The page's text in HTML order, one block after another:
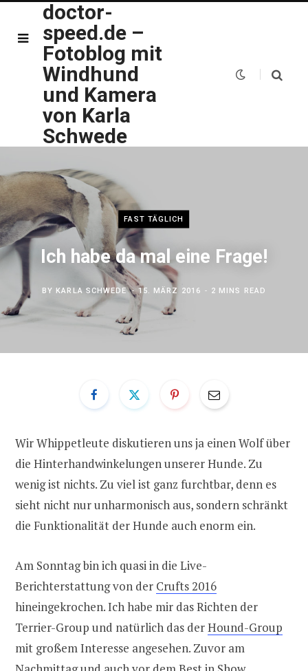
doctor-
speed.de –
Fotoblog mit
Windhund
und Kamera
von Karla
Schwede
FAST TÄGLICH
Ich habe da mal eine Frage!
BY KARLA SCHWEDE 15. MÄRZ 2016 2 MINS READ
Wir Whippetleute diskutieren uns ja einen Wolf über
die Hinterhandwinkelungen unserer Hunde. Zu
wenig ist nichts. Zu viel ist ganz furchtbar, denn es
sieht nicht nur unharmonisch aus, sondern schränkt
die Funktionalität der Hunde auch enorm ein.
Am Sonntag bin ich quasi in die Live-
Berichterstattung von der Crufts 2016
hineingekrochen. Ich habe mir das Richten der
Terrier-Group und natürlich das derHound-Group
mit großem Interesse angesehen. Zuvor am